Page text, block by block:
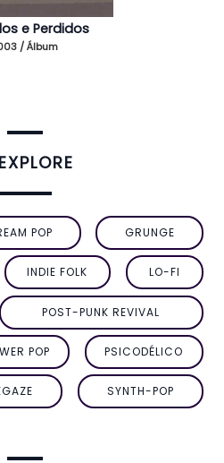
e Perdidos
/ Álbum
POP GRUNGE
INDIE FOLK LO-FI
POST-PUNK REVIVAL
POP PSICODÉLICO
SYNTH-POP